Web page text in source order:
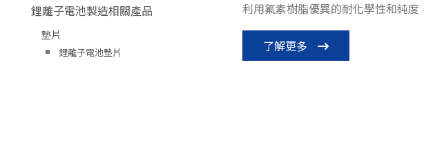
鋰離子電池製造相關產品
墊片
鋰離子電池墊片
利用氟素樹脂優異的耐化學性和純度
了解更多